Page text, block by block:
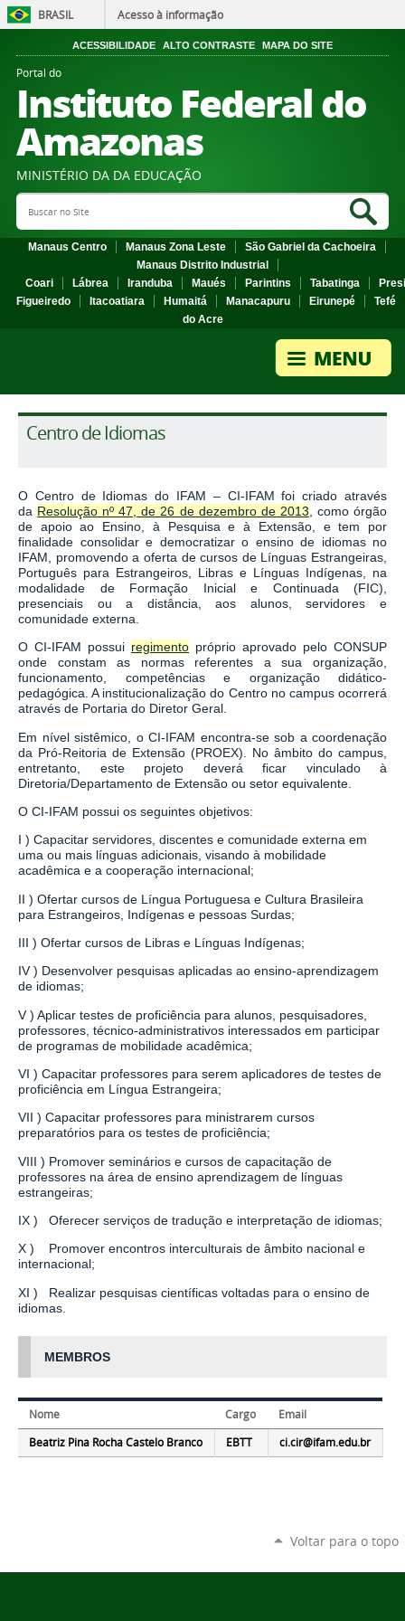
BRASIL Acesso à informação
ACESSIBILIDADE ALTO CONTRASTE MAPA DO SITE
Portal do
Instituto Federal do
Amazonas
MINISTÉRIO DA DA EDUCAÇÃO
Search Site
Manaus Centro Manaus Zona Leste
São Gabriel da Cachoeira
Manaus Distrito Industrial
Coari
Lábrea Iranduba Maués Parintins Tabatinga
Figueiredo
Itacoatiara Humaitá Manacapuru Eirunepé
Tefé
do Acre
Centro de Idiomas
O Centro de Idiomas do IFAM – CI-IFAM foi criado através
da Resolução nº 47, de 26 de dezembro de 2013 , como órgão
de apoio ao Ensino, à Pesquisa e à Extensão, e tem por
finalidade consolidar e democratizar o ensino de idiomas no
IFAM, promovendo a oferta de cursos de Línguas Estrangeiras,
Português para Estrangeiros, Libras e Línguas Indígenas, na
modalidade de Formação Inicial e Continuada (FIC),
presenciais ou a distância, aos alunos, servidores e
comunidade externa.
O CI-IFAM possui regimento próprio aprovado pelo CONSUP
onde constam as normas referentes a sua organização,
funcionamento, competências e organização didático-
pedagógica. A institucionalização do Centro no campus ocorrerá
através de Portaria do Diretor Geral.
Em nível sistêmico, o CI-IFAM encontra-se sob a coordenação
da Pró-Reitoria de Extensão (PROEX). No âmbito do campus,
entretanto, este projeto deverá ficar vinculado à
Diretoria/Departamento de Extensão ou setor equivalente.
O CI-IFAM possui os seguintes objetivos:
I ) Capacitar servidores, discentes e comunidade externa em
uma ou mais línguas adicionais, visando à mobilidade
acadêmica e a cooperação internacional;
II ) Ofertar cursos de Língua Portuguesa e Cultura Brasileira
para Estrangeiros, Indígenas e pessoas Surdas;
III ) Ofertar cursos de Libras e Línguas Indígenas;
IV ) Desenvolver pesquisas aplicadas ao ensino-aprendizagem
de idiomas;
V ) Aplicar testes de proficiência para alunos, pesquisadores,
professores, técnico-administrativos interessados em participar
de programas de mobilidade acadêmica;
VI ) Capacitar professores para serem aplicadores de testes de
proficiência em Língua Estrangeira;
VII ) Capacitar professores para ministrarem cursos
preparatórios para os testes de proficiência;
VIII ) Promover seminários e cursos de capacitação de
professores na área de ensino aprendizagem de línguas
estrangeiras;
IX ) Oferecer serviços de tradução e interpretação de idiomas;
X ) Promover encontros interculturais de âmbito nacional e
internacional;
XI ) Realizar pesquisas científicas voltadas para o ensino de
idiomas.
MEMBROS
Nome Cargo
Email
Beatriz Pina Rocha Castelo Branco
EBTT ci.cir@ifam.edu.br
Voltar para o topo